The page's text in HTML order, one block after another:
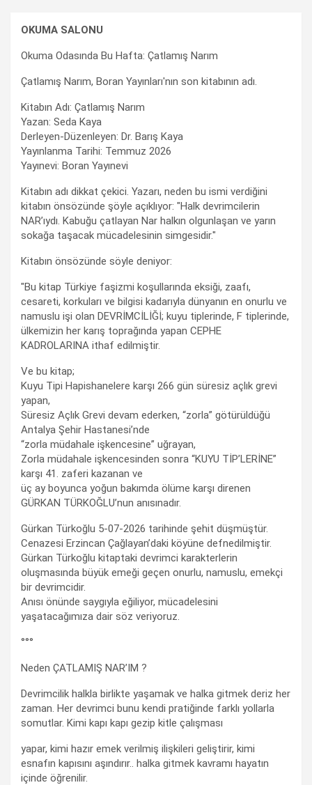
OKUMA SALONU
Okuma Odasında Bu Hafta: Çatlamış Narım
Çatlamış Narım, Boran Yayınları'nın son kitabının adı.
Kitabın Adı: Çatlamış Narım
Yazan: Seda Kaya
Derleyen-Düzenleyen: Dr. Barış Kaya
Yayınlanma Tarihi: Temmuz 2026
Yayınevi: Boran Yayınevi
Kitabın adı dikkat çekici. Yazarı, neden bu ismi verdiğini
kitabın önsözünde şöyle açıklıyor: "Halk devrimcilerin
NAR’ıydı. Kabuğu çatlayan Nar halkın olgunlaşan ve yarın
sokağa taşacak mücadelesinin simgesidir."
Kitabın önsözünde söyle deniyor:
"Bu kitap Türkiye faşizmi koşullarında eksiği, zaafı,
cesareti, korkuları ve bilgisi kadarıyla dünyanın en onurlu ve
namuslu işi olan DEVRİMCİLİĞİ; kuyu tiplerinde, F tiplerinde,
ülkemizin her karış toprağında yapan CEPHE
KADROLARINA ithaf edilmiştir.
Ve bu kitap;
Kuyu Tipi Hapishanelere karşı 266 gün süresiz açlık grevi
yapan,
Süresiz Açlık Grevi devam ederken, “zorla” götürüldüğü
Antalya Şehir Hastanesi’nde
“zorla müdahale işkencesine” uğrayan,
Zorla müdahale işkencesinden sonra “KUYU TİP’LERİNE”
karşı 41. zaferi kazanan ve
üç ay boyunca yoğun bakımda ölüme karşı direnen
GÜRKAN TÜRKOĞLU’nun anısınadır.
Gürkan Türkoğlu 5-07-2026 tarihinde şehit düşmüştür.
Cenazesi Erzincan Çağlayan’daki köyüne defnedilmiştir.
Gürkan Türkoğlu kitaptaki devrimci karakterlerin
oluşmasında büyük emeği geçen onurlu, namuslu, emekçi
bir devrimcidir.
Anısı önünde saygıyla eğiliyor, mücadelesini
yaşatacağımıza dair söz veriyoruz.
°°°
Neden ÇATLAMIŞ NAR’IM ?
Devrimcilik halkla birlikte yaşamak ve halka gitmek deriz her
zaman. Her devrimci bunu kendi pratiğinde farklı yollarla
somutlar. Kimi kapı kapı gezip kitle çalışması
yapar, kimi hazır emek verilmiş ilişkileri geliştirir, kimi
esnafın kapısını aşındırır.. halka gitmek kavramı hayatın
içinde öğrenilir.